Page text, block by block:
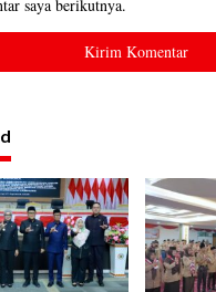
saya berikutnya.